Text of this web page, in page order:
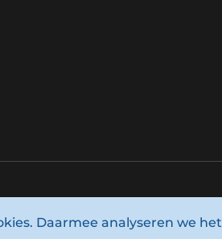
Louwersmediagroep.
Daarmee analyseren we